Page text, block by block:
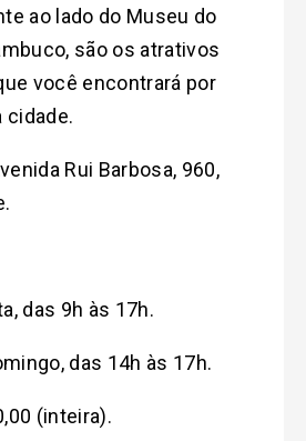
ao lado do Museu do
são os atrativos
você encontrará por
cidade.
Rui Barbosa, 960,
das 9h às 17h.
das 14h às 17h.
(inteira).